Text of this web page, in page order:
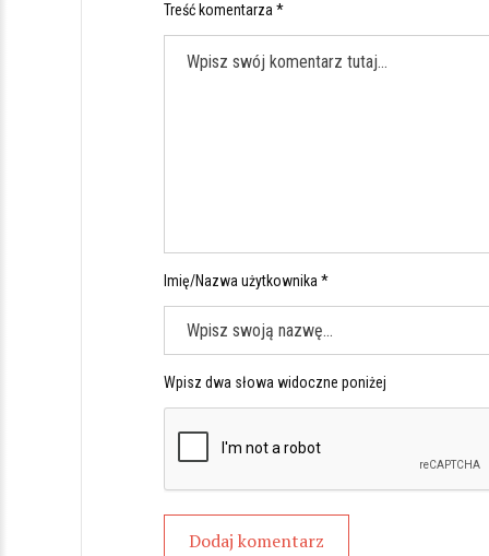
Treść komentarza *
Imię/Nazwa użytkownika *
Wpisz dwa słowa widoczne poniżej